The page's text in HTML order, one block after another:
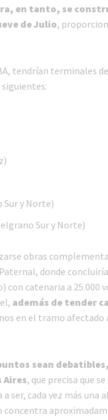
en tanto, se
de Julio,
tendrían terminales
Sur y Norte)
Sur y Norte)
obras
donde
con catenaria a 25.000
además de tender
en el tramo afectado
sean
Aires, que precisa que
ser, cada vez más una